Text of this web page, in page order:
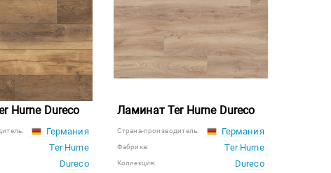
Hurne Dureco
Германия
Ter Hurne
Dureco
Ламинат Ter Hurne Dureco
Страна-производитель: Германия
Фабрика: Ter Hurne
Коллекция: Dureco